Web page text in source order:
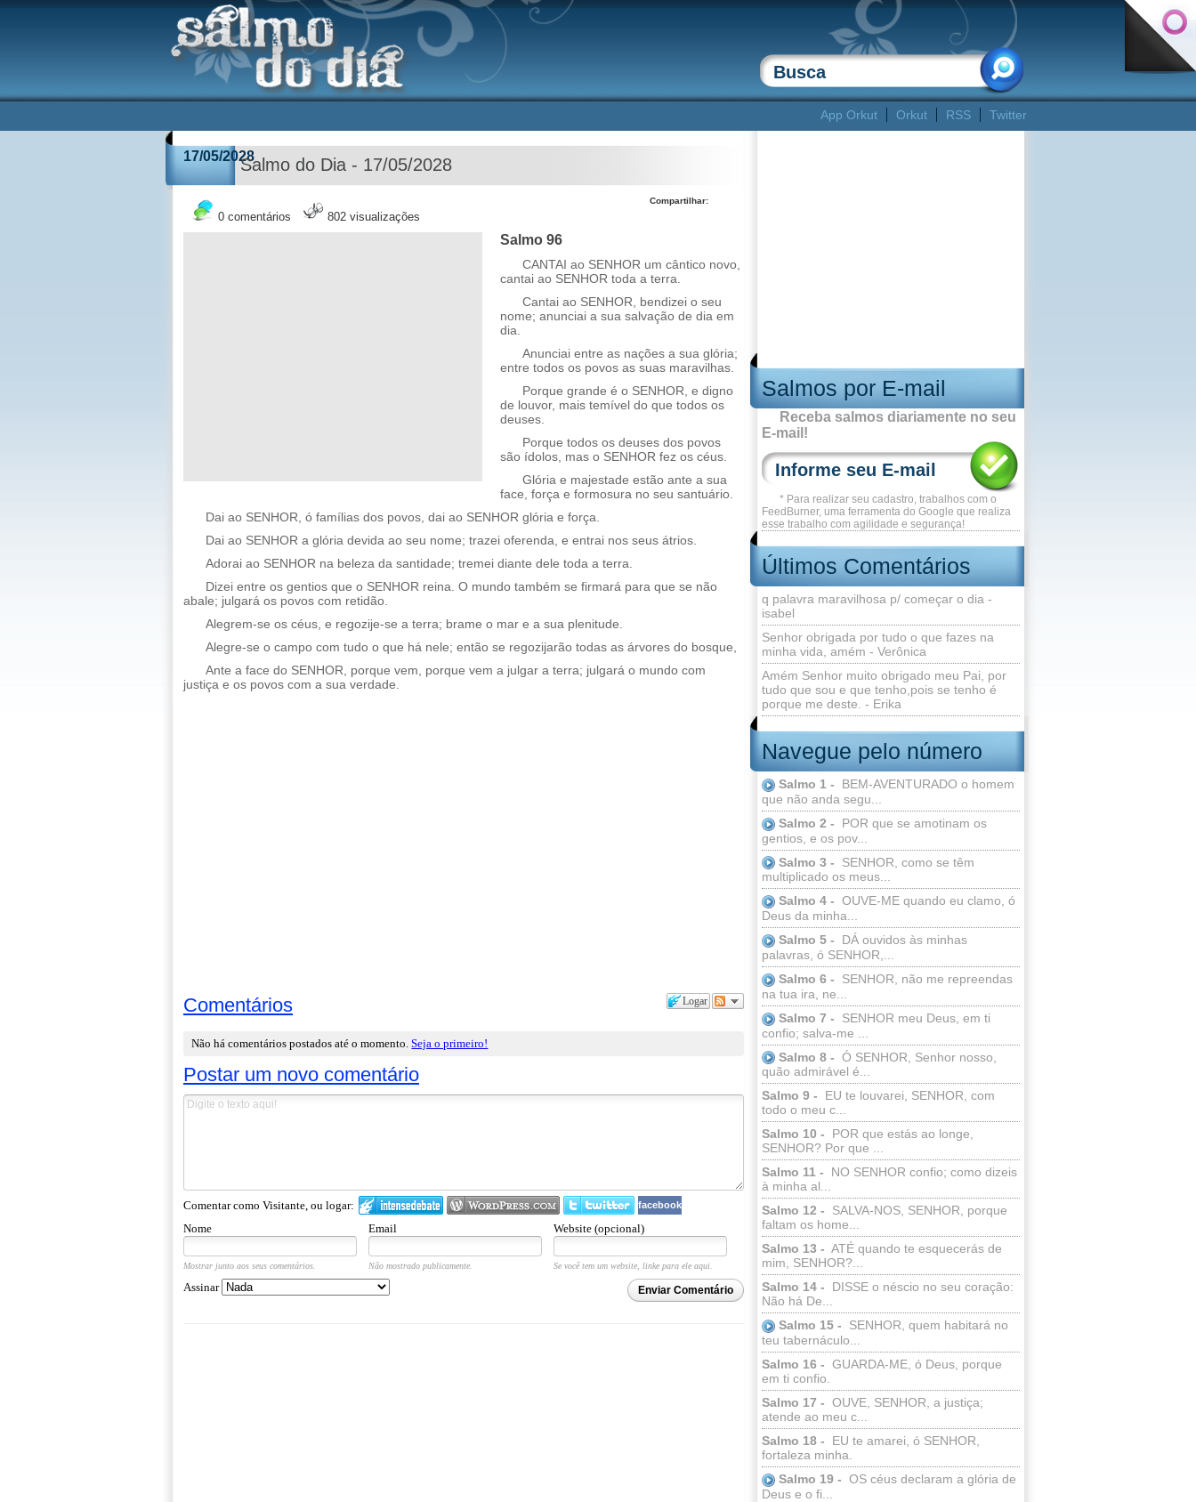
App Orkut Orkut RSS Twitter
Salmos por E-mail
Receba salmos diariamente no seu
E-mail!
* Para realizar seu cadastro, trabalhos com o
FeedBurner, uma ferramenta do Google que realiza
esse trabalho com agilidade e segurança!
Últimos Comentários
q palavra maravilhosa p/ começar o dia -
isabel
Senhor obrigada por tudo o que fazes na
minha vida, amém - Verônica
Amém Senhor muito obrigado meu Pai, por
tudo que sou e que tenho,pois se tenho é
porque me deste. - Erika
Navegue pelo número
Salmo 1 -
BEM-AVENTURADO o homem
que não anda segu...
Salmo 2 -
POR que se amotinam os
gentios, e os pov...
Salmo 3 -
SENHOR, como se têm
multiplicado os meus...
Salmo 4 - OUVE-ME quando eu clamo, ó
Deus da minha...
Salmo 5 -
DÁ ouvidos às minhas
palavras, ó SENHOR,...
Salmo 6 -
SENHOR, não me repreendas
na tua ira, ne...
Salmo 7 -
SENHOR meu Deus, em ti
confio; salva-me ...
Salmo 8 - Ó SENHOR, Senhor nosso,
quão admirável é...
Salmo 9 -
EU te louvarei, SENHOR, com
todo o meu c...
Salmo 10 -
POR que estás ao longe,
SENHOR? Por que ...
Salmo 11 -
NO SENHOR confio; como dizeis
à minha al...
Salmo 12 -
SALVA-NOS, SENHOR, porque
faltam os home...
Salmo 13 - ATÉ quando te esquecerás de
mim, SENHOR?...
Salmo 14 -
DISSE o néscio no seu coração:
Não há De...
Salmo 15 -
SENHOR, quem habitará no
teu tabernáculo...
Salmo 16 - GUARDA-ME, ó Deus, porque
em ti confio.
Salmo 17 - OUVE, SENHOR, a justiça;
atende ao meu c...
Salmo 18 -
EU te amarei, ó SENHOR,
fortaleza minha.
Salmo 19 - OS céus declaram a glória de
Deus e o fi...
17/05/2028Salmo do Dia - 17/05/2028
0 comentários 802 visualizações
Compartilhar:
Salmo 96
CANTAI ao SENHOR um cântico novo,
cantai ao SENHOR toda a terra.
Cantai ao SENHOR, bendizei o seu
nome; anunciai a sua salvação de dia em
dia.
Anunciai entre as nações a sua glória;
entre todos os povos as suas maravilhas.
Porque grande é o SENHOR, e digno
de louvor, mais temível do que todos os
deuses.
Porque todos os deuses dos povos
são ídolos, mas o SENHOR fez os céus.
Glória e majestade estão ante a sua
face, força e formosura no seu santuário.
Dai ao SENHOR, ó famílias dos povos, dai ao SENHOR glória e força.
Dai ao SENHOR a glória devida ao seu nome; trazei oferenda, e entrai nos seus átrios.
Adorai ao SENHOR na beleza da santidade; tremei diante dele toda a terra.
Dizei entre os gentios que o SENHOR reina. O mundo também se firmará para que se não
abale; julgará os povos com retidão.
Alegrem-se os céus, e regozije-se a terra; brame o mar e a sua plenitude.
Alegre-se o campo com tudo o que há nele; então se regozijarão todas as árvores do bosque,
Ante a face do SENHOR, porque vem, porque vem a julgar a terra; julgará o mundo com
justiça e os povos com a sua verdade.
Logar
Comentários
Não há comentários postados até o momento.Seja o primeiro!
Postar um novo comentário
Comentar como Visitante, ou logar: facebook
Nome Email Website (opcional)
Mostrar junto aos seus comentários. Não mostrado publicamente. Se você tem um website, linke para ele aqui.
Enviar Comentário
Assinar